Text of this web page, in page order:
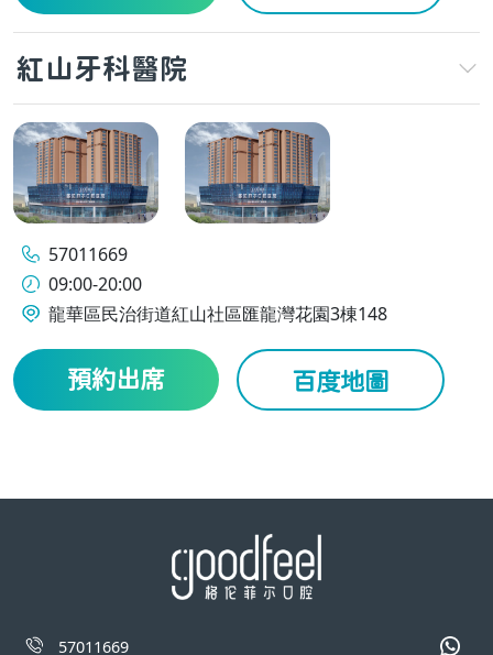
紅山牙科醫院
57011669
09:00-20:00
龍華區民治街道紅山社區匯龍灣花園3棟148
預約出席 百度地圖
57011669